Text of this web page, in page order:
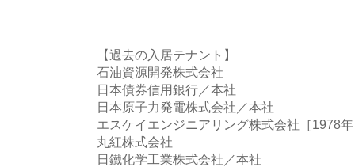
【過去の入居テナント】
石油資源開発株式会社
日本債券信用銀行／本社
日本原子力発電株式会社／本社
エスケイエンジニアリング株式会社［1978
丸紅株式会社
日鐵化学工業株式会社／本社